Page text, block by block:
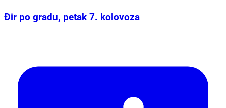
Đir po gradu, petak 7. kolovoza